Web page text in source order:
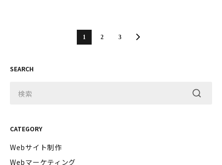
1 2 3
SEARCH
CATEGORY
Webサイト制作
Webマーケティング